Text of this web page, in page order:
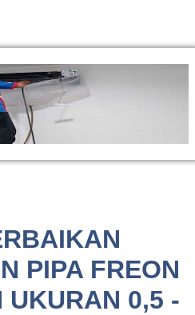
PIPA FREON
UKURAN 0,5 -